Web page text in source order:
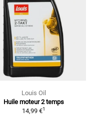
Louis Oil
Huile moteur 2 temps
14,99 €1